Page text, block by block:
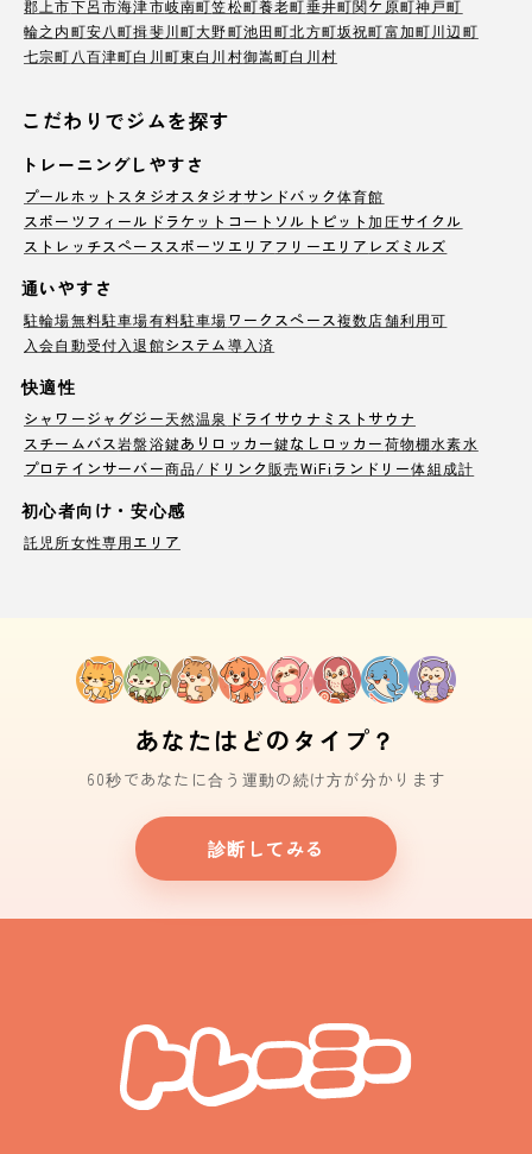
郡上市下呂市海津市岐南町笠松町養老町垂井町関ケ原町神戸町
輪之内町安八町揖斐川町大野町池田町北方町坂祝町富加町川辺町
七宗町 八百津町白川町東白川村御嵩町白川村
こだわりでジムを探す
トレーニングしやすさ
プールホットスタジオ スタジオサンドバック体育館
スポーツフィールド ラケットコート ソルトピット加圧サイクル
ストレッチスペース スポーツエリア フリーエリア レズミルズ
通いやすさ
駐輪場無料駐車場有料駐車場ワークスペース複数店舗利用可
入会自動受付 入退館システム導入済
快適性
シャワージャグジー天然温泉 ドライサウナ ミストサウナ
スチームバス岩盤浴鍵ありロッカー鍵なしロッカー荷物棚水素水
プロテインサーバー商品/ドリンク販売WiFi ランドリー体組成計
初心者向け・安心感
託児所女性専用エリア
あなたはどのタイプ？
60秒であなたに合う運動の続け方が分かります
診断してみる